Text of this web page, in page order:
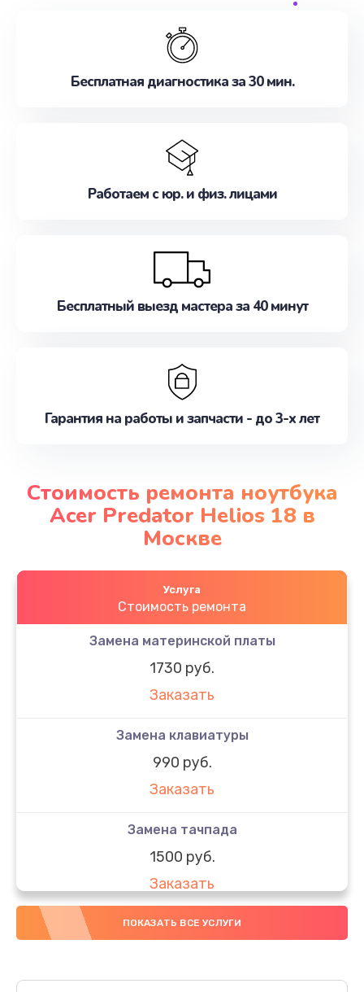
обслуживание, удовлетворяя их потребности
наилучшим образом. Не медлите записаться на
Бесплатная диагностика за 30 мин.
Работаем с юр. и физ. лицами
Бесплатный выезд мастера за 40 минут
Гарантия на работы и запчасти - до 3-х лет
Стоимость ремонта ноутбука
Acer Predator Helios 18 в
Москве
Услуга
Стоимость ремонта
Замена материнской платы
1730 руб.
Заказать
Замена клавиатуры
990 руб.
Заказать
Замена тачпада
1500 руб.
Заказать
Замена южного моста
Заказать
ПОКАЗАТЬ ВСЕ УСЛУГИ